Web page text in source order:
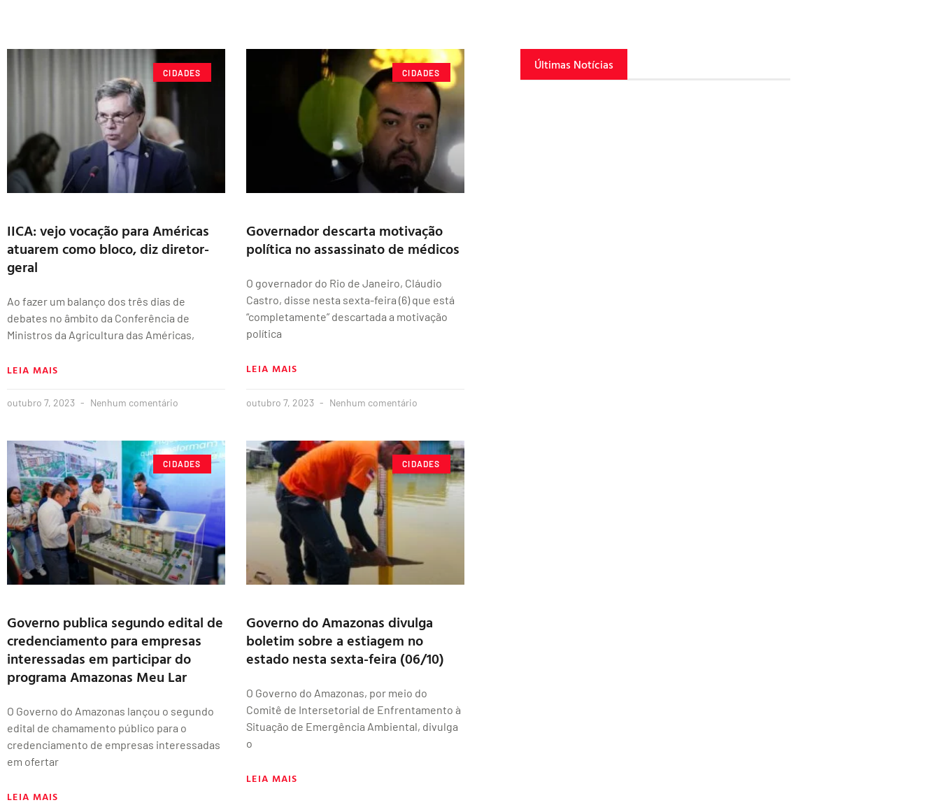
CIDADES
IICA: vejo vocação para Américas
atuarem como bloco, diz diretor-
geral
Ao fazer um balanço dos três dias de
debates no âmbito da Conferência de
Ministros da Agricultura das Américas,
LEIA MAIS
outubro 7, 2023 Nenhum comentário
CIDADES
Governador descarta motivação
política no assassinato de médicos
O governador do Rio de Janeiro, Cláudio
Castro, disse nesta sexta-feira (6) que está
“completamente” descartada a motivação
política
LEIA MAIS
outubro 7, 2023 Nenhum comentário
CIDADES
Governo publica segundo edital de
credenciamento para empresas
interessadas em participar do
programa Amazonas Meu Lar
O Governo do Amazonas lançou o segundo
edital de chamamento público para o
credenciamento de empresas interessadas
em ofertar
LEIA MAIS
CIDADES
Governo do Amazonas divulga
boletim sobre a estiagem no
estado nesta sexta-feira (06/10)
O Governo do Amazonas, por meio do
Comitê de Intersetorial de Enfrentamento à
Situação de Emergência Ambiental, divulga
o
LEIA MAIS
Últimas Notícias